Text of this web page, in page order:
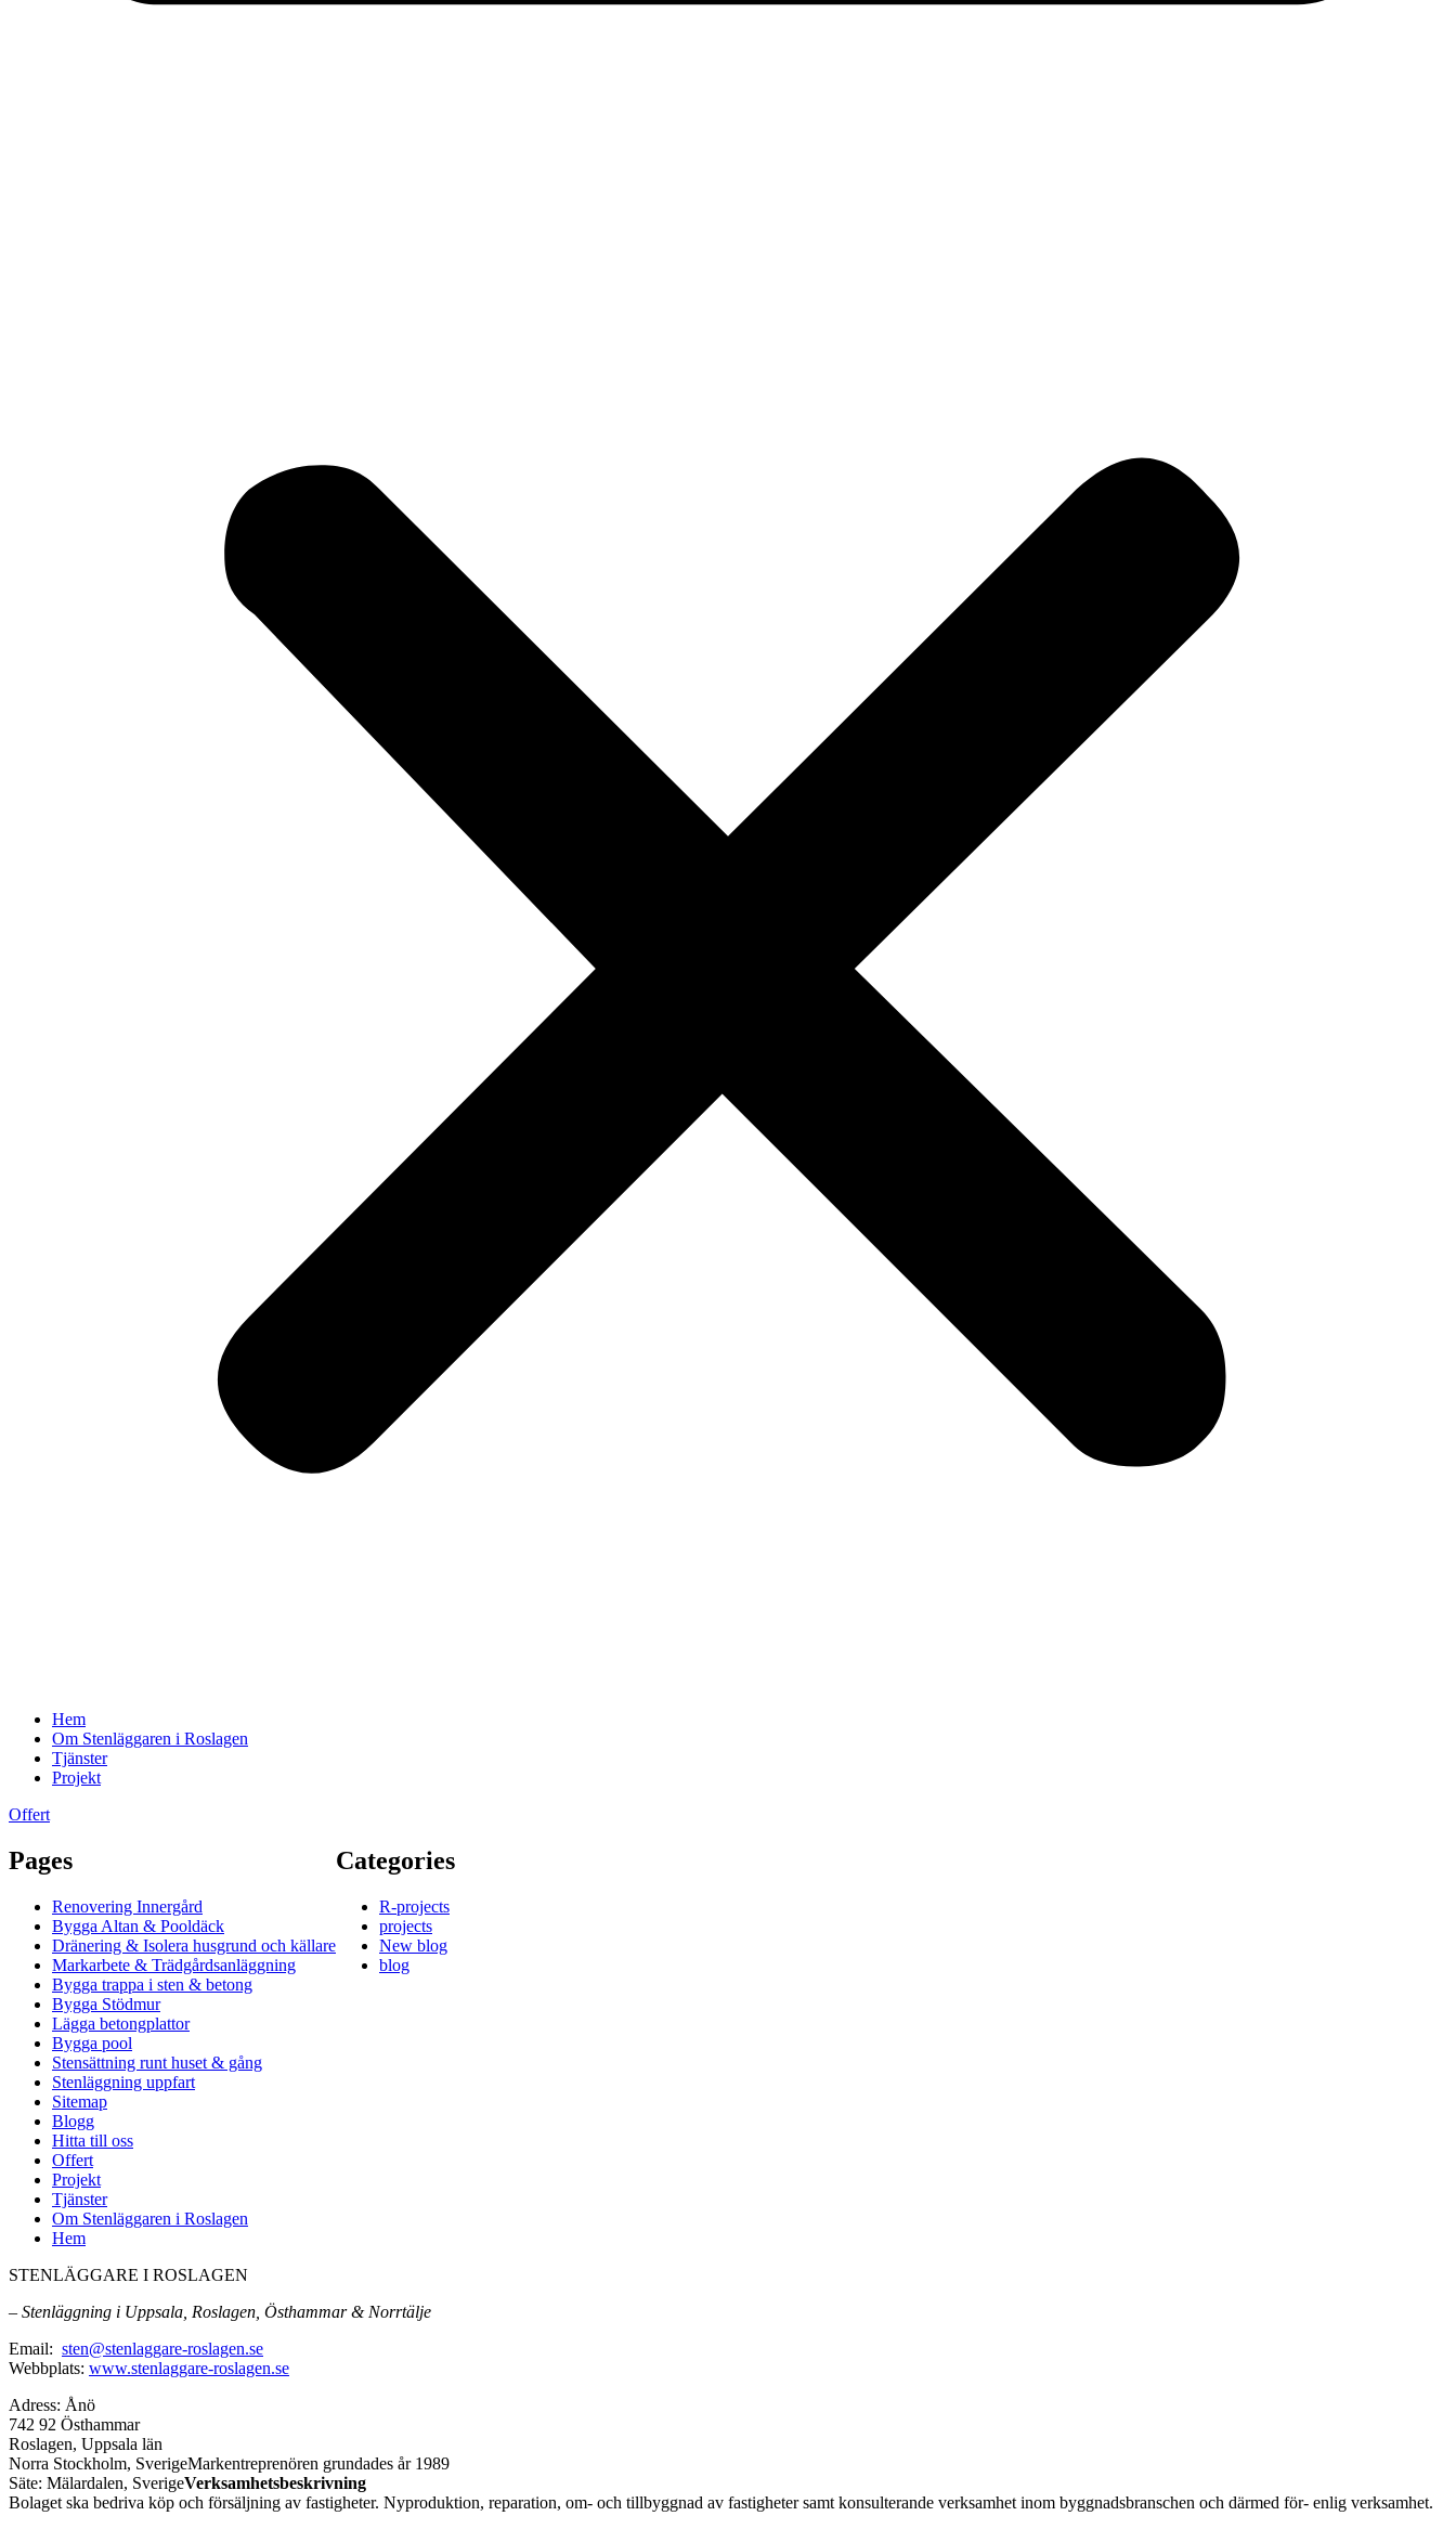
Hem
Om Stenläggaren i Roslagen
Tjänster
Projekt
Offert
Pages
Renovering Innergård
Bygga Altan & Pooldäck
Dränering & Isolera husgrund och källare
Markarbete & Trädgårdsanläggning
Bygga trappa i sten & betong
Bygga Stödmur
Lägga betongplattor
Bygga pool
Stensättning runt huset & gång
Stenläggning uppfart
Sitemap
Blogg
Hitta till oss
Offert
Projekt
Tjänster
Om Stenläggaren i Roslagen
Hem
Categories
R-projects
projects
New blog
blog
STENLÄGGARE I ROSLAGEN
– Stenläggning i Uppsala, Roslagen, Östhammar & Norrtälje
Email: sten@stenlaggare-roslagen.se
Webbplats: www.stenlaggare-roslagen.se
Adress: Ånö
742 92 Östhammar
Roslagen, Uppsala län
Norra Stockholm, SverigeMarkentreprenören grundades år 1989
Säte: Mälardalen, SverigeVerksamhetsbeskrivning
Bolaget ska bedriva köp och försäljning av fastigheter. Nyproduktion, reparation, om- och tillbyggnad av fastigheter samt konsulterande verksamhet inom byggnadsbranschen och därmed för- enlig verksamhet.